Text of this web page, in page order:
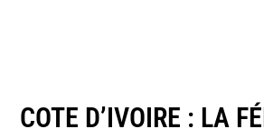
COTE D’IVOIRE : LA